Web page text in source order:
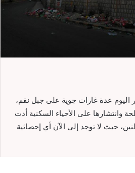
عدة غارات جوية على جبل نقم،
وانتشارها على الأحياء السكنية أدت
حيث لا توجد إلى الآن أي إحصائية